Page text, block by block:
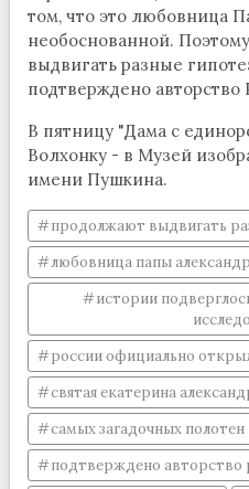
том, что это любовница
необоснованной.
выдвигать разные
подтверждено авторство
В пятницу "Дама с
Волхонку - в Музей
имени Пушкина.
продолжают выдвигать
любовница папы
истории
россии официально
святая екатерина
самых загадочных полотен
подтверждено авторство